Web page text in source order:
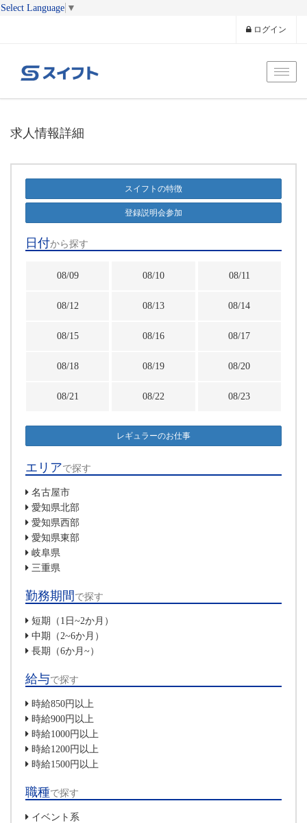
Select Language ▼
ログイン
求人情報詳細
スイフトの特徴
登録説明会参加
日付から探す
08/09 08/10 08/11
08/12 08/13 08/14
08/15 08/16 08/17
08/18 08/19 08/20
08/21 08/22 08/23
レギュラーのお仕事
エリアで探す
名古屋市
愛知県北部
愛知県西部
愛知県東部
岐阜県
三重県
勤務期間で探す
短期（1日~2か月）
中期（2~6か月）
長期（6か月~）
給与で探す
時給850円以上
時給900円以上
時給1000円以上
時給1200円以上
時給1500円以上
職種で探す
イベント系